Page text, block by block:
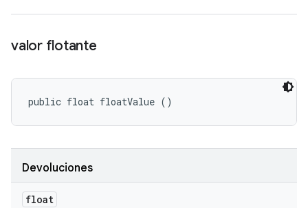
valor flotante
public float floatValue ()
Devoluciones
float